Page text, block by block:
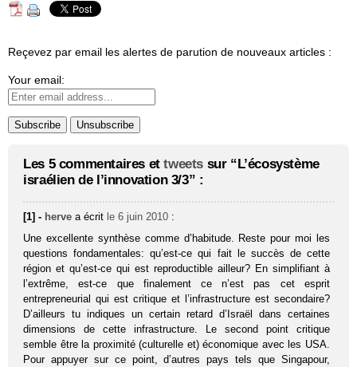
Reçevez par email les alertes de parution de nouveaux articles :
Your email:
Les 5 commentaires ettweets sur “L’écosystème
israélien de l’innovation 3/3” :
[1] - herve a écrit le 6 juin 2010 :
Une excellente synthèse comme d’habitude. Reste pour moi les
questions fondamentales: qu’est-ce qui fait le succès de cette
région et qu’est-ce qui est reproductible ailleur? En simplifiant à
l’extrême, est-ce que finalement ce n’est pas cet esprit
entrepreneurial qui est critique et l’infrastructure est secondaire?
D’ailleurs tu indiques un certain retard d’Israël dans certaines
dimensions de cette infrastructure. Le second point critique
semble être la proximité (culturelle et) économique avec les USA.
Pour appuyer sur ce point, d’autres pays tels que Singapour,